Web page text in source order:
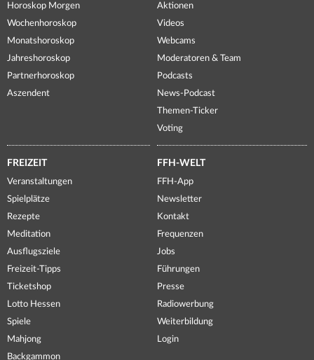
Horoskop Morgen
Wochenhoroskop
Monatshoroskop
Jahreshoroskop
Partnerhoroskop
Aszendent
Aktionen
Videos
Webcams
Moderatoren & Team
Podcasts
News-Podcast
Themen-Ticker
Voting
FREIZEIT
Veranstaltungen
Spielplätze
Rezepte
Meditation
Ausflugsziele
Freizeit-Tipps
Ticketshop
Lotto Hessen
Spiele
Mahjong
Backgammon
FFH-WELT
FFH-App
Newsletter
Kontakt
Frequenzen
Jobs
Führungen
Presse
Radiowerbung
Weiterbildung
Login